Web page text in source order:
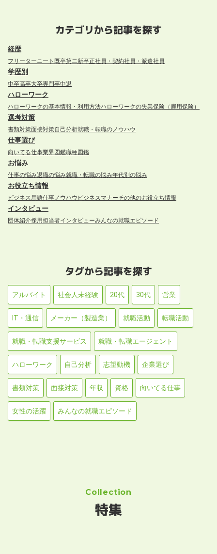
カテゴリから記事を探す
経歴
フリーター ニート 既卒第二新卒正社員・契約社員・派遣社員
学歴別
中卒高卒大卒専門卒中退
ハローワーク
ハローワークの基本情報・利用方法ハローワークの失業保険（雇用保険）
選考対策
書類対策面接対策自己分析就職・転職のノウハウ
仕事選び
向いてる仕事業界図鑑職種図鑑
お悩み
仕事の悩み退職の悩み就職・転職の悩み年代別の悩み
お役立ち情報
ビジネス用語仕事ノウハウ ビジネスマナーその他のお役立ち情報
インタビュー
団体紹介採用担当者インタビューみんなの就職エピソード
タグから記事を探す
アルバイト 社会人未経験 20代 30代 営業
IT・通信 メーカー（製造業） 就職活動 転職活動
就職・転職支援サービス 就職・転職エージェント
ハローワーク 自己分析 志望動機 企業選び
書類対策 面接対策 年収 資格 向いてる仕事
女性の活躍 みんなの就職エピソード
Collection
特集